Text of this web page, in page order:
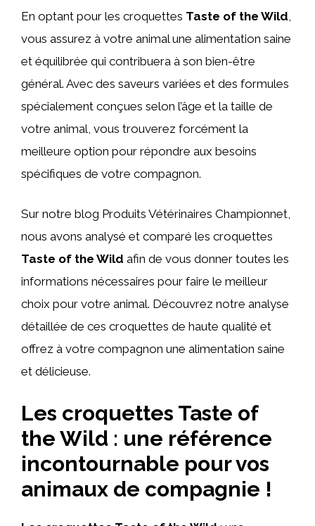
En optant pour les croquettes Taste of the Wild
vous assurez à votre animal une alimentation saine
et équilibrée qui contribuera à son bien-être
général. Avec des saveurs variées et des formules
spécialement conçues selon l’âge et la taille de
votre animal, vous trouverez forcément la
meilleure option pour répondre aux besoins
spécifiques de votre compagnon.
Sur notre blog Produits Vétérinaires Championnet,
nous avons analysé et comparé les croquettes
Taste of the Wild afin de vous donner toutes les
informations nécessaires pour faire le meilleur
choix pour votre animal. Découvrez notre analyse
détaillée de ces croquettes de haute qualité et
offrez à votre compagnon une alimentation saine
et délicieuse.
Les croquettes Taste of
the Wild : une référence
incontournable pour vos
animaux de compagnie !